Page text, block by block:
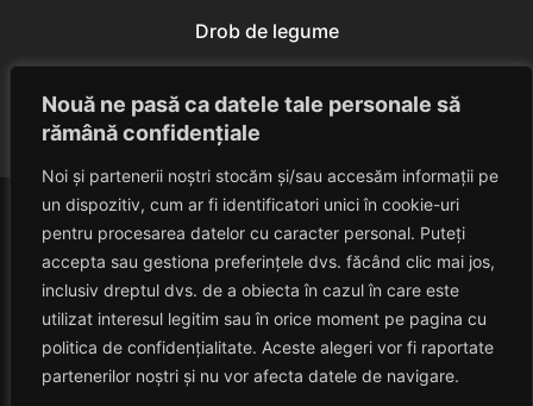
Nouă ne pasă ca datele tale personale să
rămână confidențiale
Noi și partenerii noștri stocăm și/sau accesăm informații pe
un dispozitiv, cum ar fi identificatori unici în cookie-uri
pentru procesarea datelor cu caracter personal. Puteți
accepta sau gestiona preferințele dvs. făcând clic mai jos,
inclusiv dreptul dvs. de a obiecta în cazul în care este
utilizat interesul legitim sau în orice moment pe pagina cu
politica de confidențialitate. Aceste alegeri vor fi raportate
partenerilor noștri și nu vor afecta datele de navigare.
Drob de legume
Eduard Nedelcu June 13, 2014
HAVANACAFE